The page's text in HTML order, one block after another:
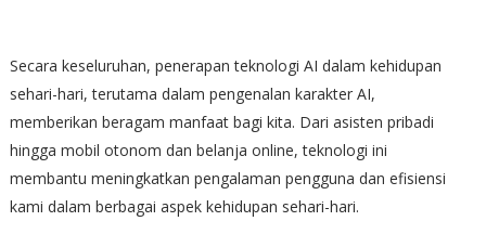
Secara keseluruhan, penerapan teknologi AI dalam kehidupan
sehari-hari, terutama dalam pengenalan karakter AI,
memberikan beragam manfaat bagi kita. Dari asisten pribadi
hingga mobil otonom dan belanja online, teknologi ini
membantu meningkatkan pengalaman pengguna dan efisiensi
kami dalam berbagai aspek kehidupan sehari-hari.